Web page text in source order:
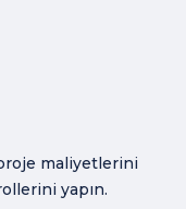
maliyetlerini
yapın.